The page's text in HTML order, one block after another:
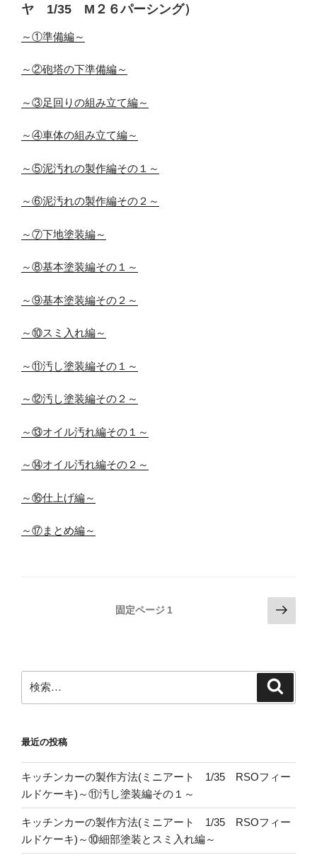
ヤ 1/35 M２６パーシング）
～①準備編～
～②砲塔の下準備編～
～③足回りの組み立て編～
～④車体の組み立て編～
～⑤泥汚れの製作編その１～
～⑥泥汚れの製作編その２～
～⑦下地塗装編～
～⑧基本塗装編その１～
～⑨基本塗装編その２～
～⑩スミ入れ編～
～⑪汚し塗装編その１～
～⑫汚し塗装編その２～
～⑬オイル汚れ編その１～
～⑭オイル汚れ編その２～
～⑯仕上げ編～
～⑰まとめ編～
ー
ジ
り
固定ページ 1
次
の
ジ
索:
最近の投稿
キッチンカーの製作方法(ミニアート 1/35 RSOフィー
ルドケーキ)～⑪汚し塗装編その１～
キッチンカーの製作方法(ミニアート 1/35 RSOフィー
ルドケーキ)～⑩細部塗装とスミ入れ編～